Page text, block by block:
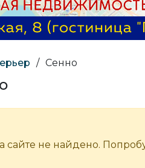
/ Сенно
не найдено.